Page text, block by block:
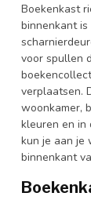
Boekenkast
binnenkant
voor spullen
verplaatsen.
woonkamer,
kleuren en in
kun je aan je
binnenkant